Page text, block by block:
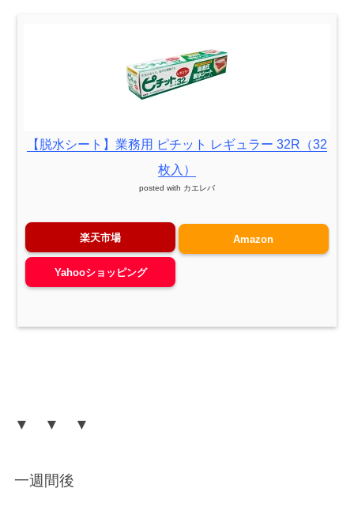
【脱水シート】業務用 ピチット レギュラー 32R（32
枚入）
posted with カエレバ
楽天市場 Amazon
Yahooショッピング
▼ ▼ ▼
一週間後